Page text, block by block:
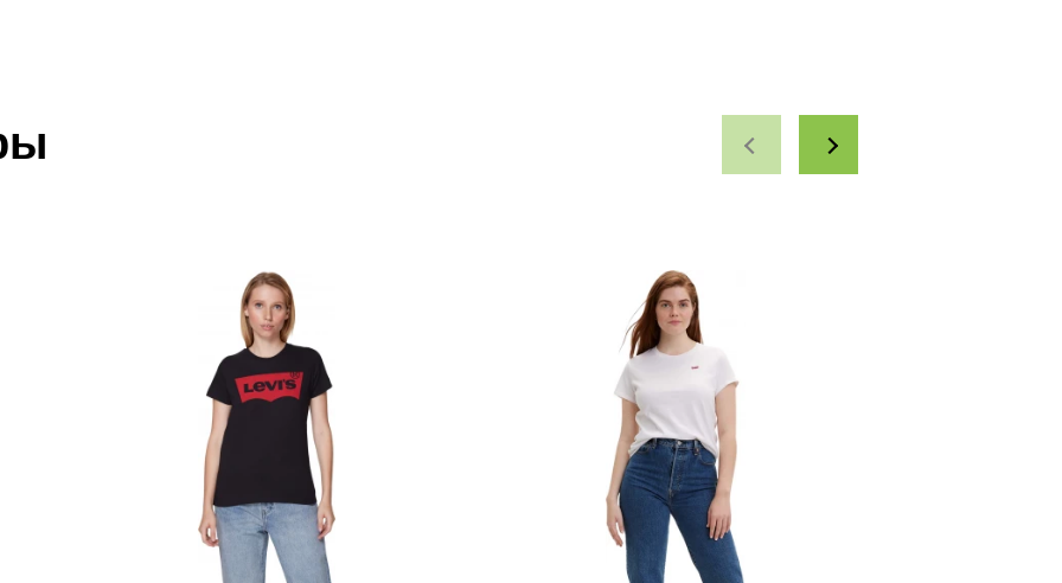
доставки